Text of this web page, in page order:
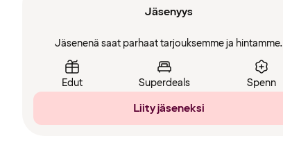
Jäsenyys
Jäsenenä saat parhaat tarjouksemme ja hintamme.
Edut Superdeals Spenn
Liity jäseneksi